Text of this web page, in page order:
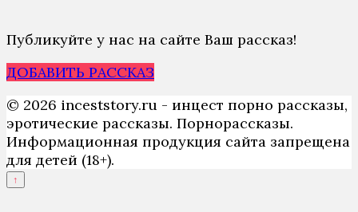
Публикуйте у нас на сайте Ваш рассказ!
ДОБАВИТЬ РАССКАЗ
© 2026 inceststory.ru - инцест порно рассказы,
эротические рассказы. Порнорассказы.
Информационная продукция сайта запрещена
для детей (18+).